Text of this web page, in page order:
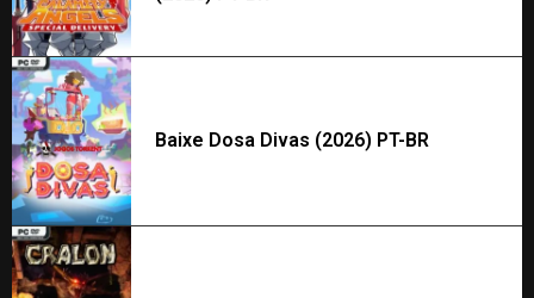
Baixe Dosa Divas (2026) PT-BR